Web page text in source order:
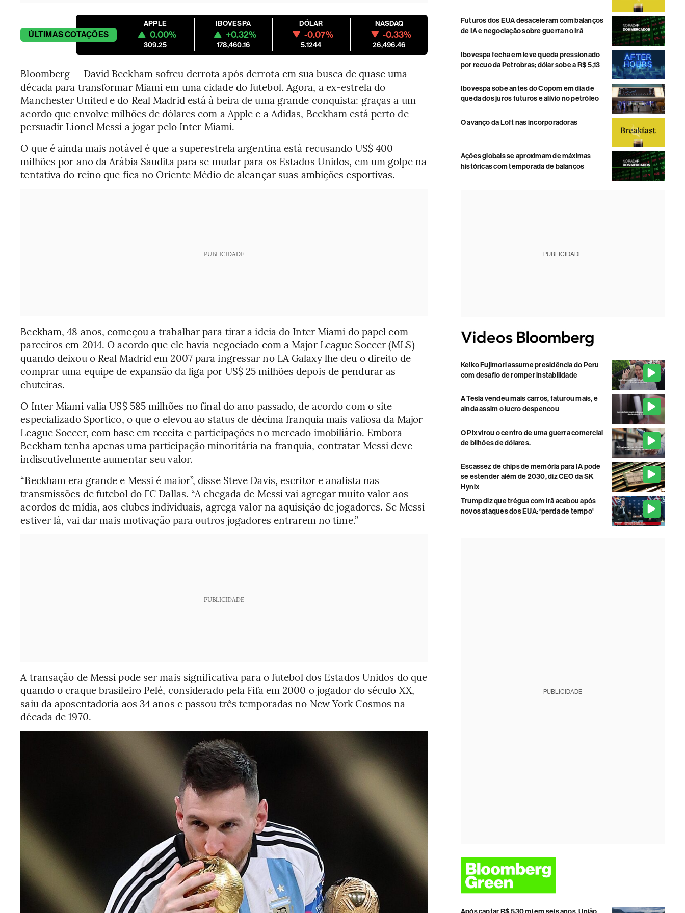
ÚLTIMASCOTAÇÕES
APPLE
0.00%
309.25
IBOVESPA
+0.32%
178,460.16
DÓLAR
-0.07%
5.1244
NASDAQ
-0.33%
26,496.46
Bloomberg — David Beckham sofreu derrota após derrota em sua busca de quase uma
década para transformar Miami em uma cidade do futebol. Agora, a ex-estrela do
Manchester United e do Real Madrid está à beira de uma grande conquista: graças a um
acordo que envolve milhões de dólares com a Apple e a Adidas, Beckham está perto de
persuadir Lionel Messi a jogar pelo Inter Miami.
O que é ainda mais notável é que a superestrela argentina está recusando US$ 400
milhões por ano da Arábia Saudita para se mudar para os Estados Unidos, em um golpe na
tentativa do reino que fica no Oriente Médio de alcançar suas ambições esportivas.
PUBLICIDADE
Beckham, 48 anos, começou a trabalhar para tirar a ideia do Inter Miami do papel com
parceiros em 2014. O acordo que ele havia negociado com a Major League Soccer (MLS)
quando deixou o Real Madrid em 2007 para ingressar no LA Galaxy lhe deu o direito de
comprar uma equipe de expansão da liga por US$ 25 milhões depois de pendurar as
chuteiras.
O Inter Miami valia US$ 585 milhões no final do ano passado, de acordo com o site
especializado Sportico, o que o elevou ao status de décima franquia mais valiosa da Major
League Soccer, com base em receita e participações no mercado imobiliário. Embora
Beckham tenha apenas uma participação minoritária na franquia, contratar Messi deve
indiscutivelmente aumentar seu valor.
“Beckham era grande e Messi é maior”, disse Steve Davis, escritor e analista nas
transmissões de futebol do FC Dallas. “A chegada de Messi vai agregar muito valor aos
acordos de mídia, aos clubes individuais, agrega valor na aquisição de jogadores. Se Messi
estiver lá, vai dar mais motivação para outros jogadores entrarem no time.”
PUBLICIDADE
A transação de Messi pode ser mais significativa para o futebol dos Estados Unidos do que
quando o craque brasileiro Pelé, considerado pela Fifa em 2000 o jogador do século XX,
saiu da aposentadoria aos 34 anos e passou três temporadas no New York Cosmos na
década de 1970.
Futuros dos EUA desaceleram com balanços
de IA e negociação sobre guerra no Irã
Ibovespa fecha em leve queda pressionado
por recuo da Petrobras; dólar sobe a R$ 5,13
Ibovespa sobe antes do Copom em dia de
queda dos juros futuros e alívio no petróleo
O avanço da Loft nas incorporadoras
Ações globais se aproximam de máximas
históricas com temporada de balanços
PUBLICIDADE
Keiko Fujimori assume presidência do Peru
com desafio de romper instabilidade
A Tesla vendeu mais carros, faturou mais, e
ainda assim o lucro despencou
O Pix virou o centro de uma guerra comercial
de bilhões de dólares.
Escassez de chips de memória para IA pode
se estender além de 2030, diz CEO da SK
Hynix
Trump diz que trégua com Irã acabou após
novos ataques dos EUA: ‘perda de tempo'
PUBLICIDADE